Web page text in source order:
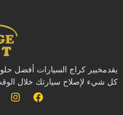
يقدمخبير كراج السيارات أفضل
كل شيء لإصلاح سيارتك خلال